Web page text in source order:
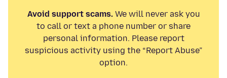
Avoid support scams.We will never ask you
to call or text a phone number or share
personal information. Please report
suspicious activity using the “Report Abuse”
option.